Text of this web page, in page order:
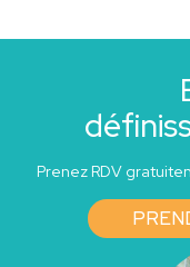
Prenez RDV